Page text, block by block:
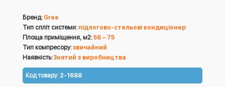
Бренд: Gree
Тип спліт системи: підлогово-стельові кондиціонер
Площа приміщення, м2:56 – 75
Тип компресору:звичайний
Наявність:Знятий з виробництва
Код товару: 2-1688